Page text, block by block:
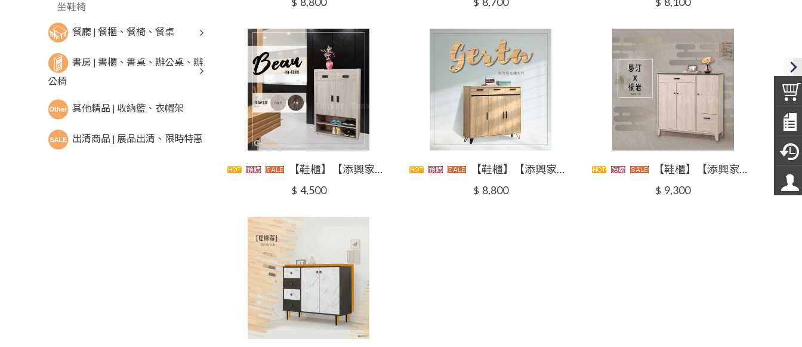
坐鞋椅
餐廳 | 餐櫃、餐椅、餐桌
書房 | 書櫃、書桌、辦公桌、辦
公椅
其他精品 | 收納籃、衣帽架
出清商品 | 展品出清、限時特惠
【鞋櫃】【添興家具】 GMK1110407-1 柏 鞋櫃/木心板鞋櫃/台灣製造{大台北地區滿5千免運}
$ 4,500
【鞋櫃】【添興家具】 WKY111327-56 葛瑞塔鞋櫃系列 大台北地區滿5千免運
$ 8,800
【鞋櫃】【添興家具】 CWQ111-01 馬汀 鞋櫃 系統封邊仿石面/黑白灰三色可選大台北地區滿5千免運
$ 9,300